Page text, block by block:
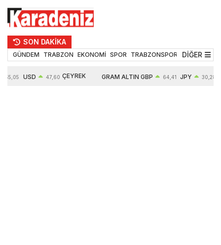
SON DAKİKA
GÜNDEM TRABZON EKONOMİ SPOR TRABZONSPOR TEKNOLOJİ
DİĞER
55,05 USD 47,60 ÇEYREK GRAM ALTIN GBP 64,41 JPY 30,28